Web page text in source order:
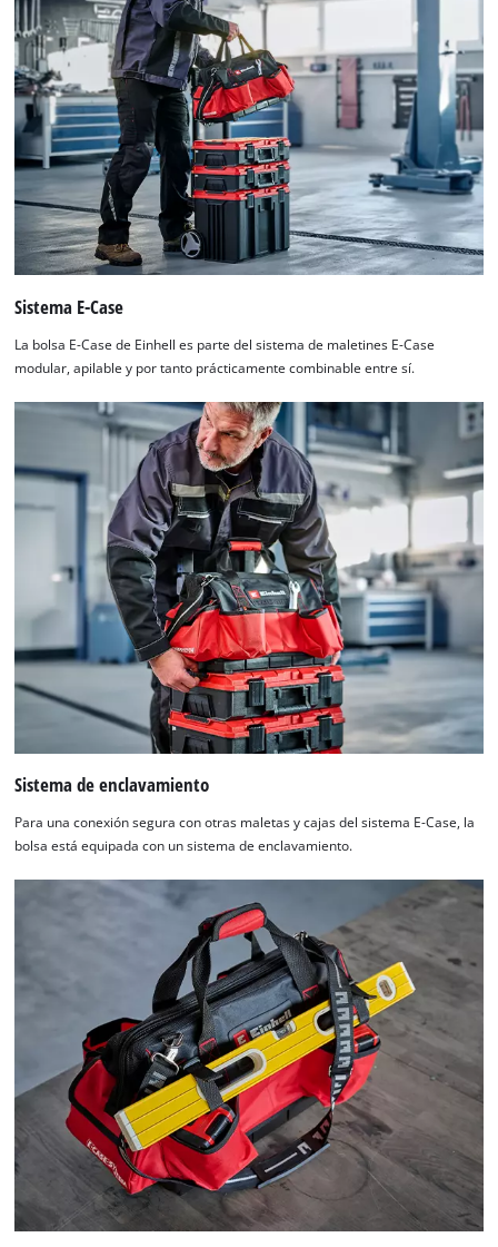
Sistema E-Case
La bolsa E-Case de Einhell es parte del sistema de maletines E-Case
modular, apilable y por tanto prácticamente combinable entre sí.
Sistema de enclavamiento
Para una conexión segura con otras maletas y cajas del sistema E-Case, la
bolsa está equipada con un sistema de enclavamiento.